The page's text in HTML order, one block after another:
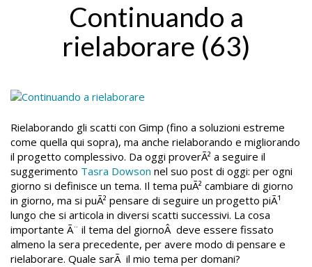
Continuando a
rielaborare (63)
Rielaborando gli scatti con Gimp (fino a soluzioni estreme
come quella qui sopra), ma anche rielaborando e migliorando
il progetto complessivo. Da oggi proverÃ² a seguire il
suggerimento Tasra Dowson nel suo post di oggi: per ogni
giorno si definisce un tema. Il tema puÃ² cambiare di giorno
in giorno, ma si puÃ² pensare di seguire un progetto piÃ¹
lungo che si articola in diversi scatti successivi. La cosa
importante Ã¨ il tema del giornoÂ deve essere fissato
almeno la sera precedente, per avere modo di pensare e
rielaborare. Quale sarÃ il mio tema per domani?